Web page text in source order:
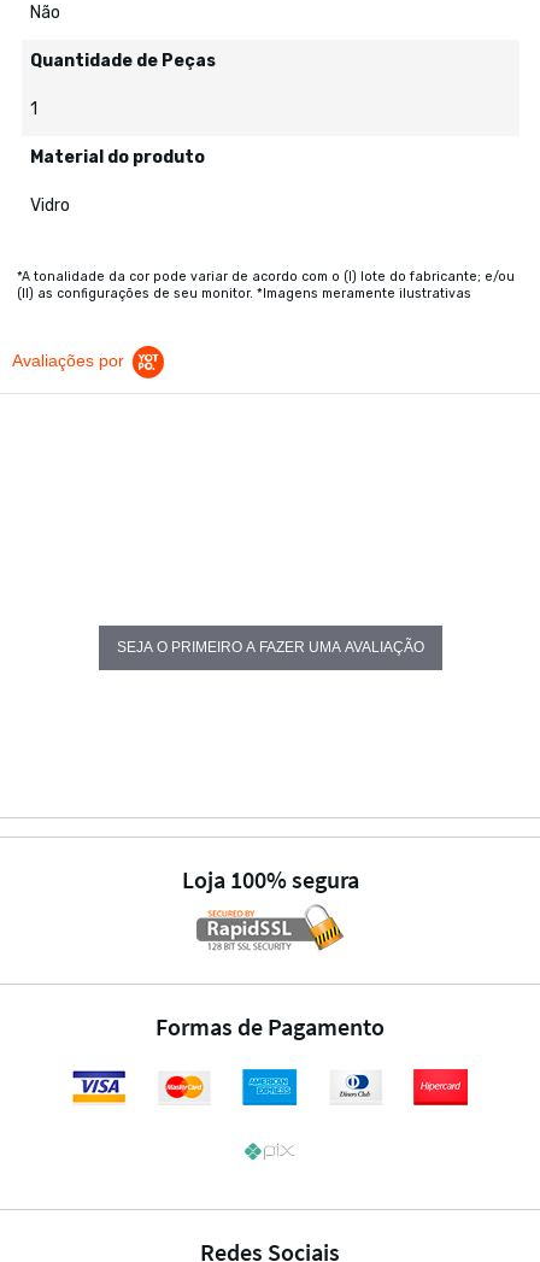
Não
Quantidade de Peças
1
Material do produto
Vidro
*A tonalidade da cor pode variar de acordo com o (I) lote do fabricante; e/ou
(II) as configurações de seu monitor. *Imagens meramente ilustrativas
Avaliações por
SEJA O PRIMEIRO A FAZER UMA AVALIAÇÃO